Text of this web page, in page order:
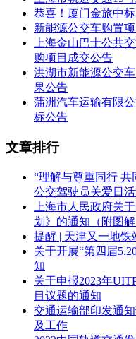
4）技术培训（包括设计
等）；
5）技术服务。
开标时间：2025-10-10
公示开始时间：2025-10-
评标公示截止时间：2025-
中标候选第一名：株洲中
中标候选第二名：中车
中标候选第三名：中车永
相关推荐： 轨道交通展展
相关推荐：中国轨道交通
恭喜！厦门金旅中
新能源公交车购置
上海金山巴士公共
购项目成交公告
洪湖市新能源公交
果公告
蒲洲汽车运输有限
标公告
文章排行
“理解与尊重同行 共
公交驾驶员关爱日
上海市人民政府关
划》的通知（附图解
提醒 | 天津又一地铁
关于开展“第四届
知
关于申报2023年
目议题的通知
交通运输部印发通
及工作